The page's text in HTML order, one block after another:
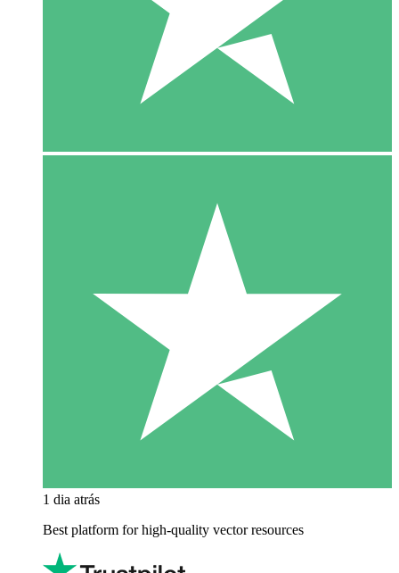
1 dia atrás
Best platform for high-quality vector resources